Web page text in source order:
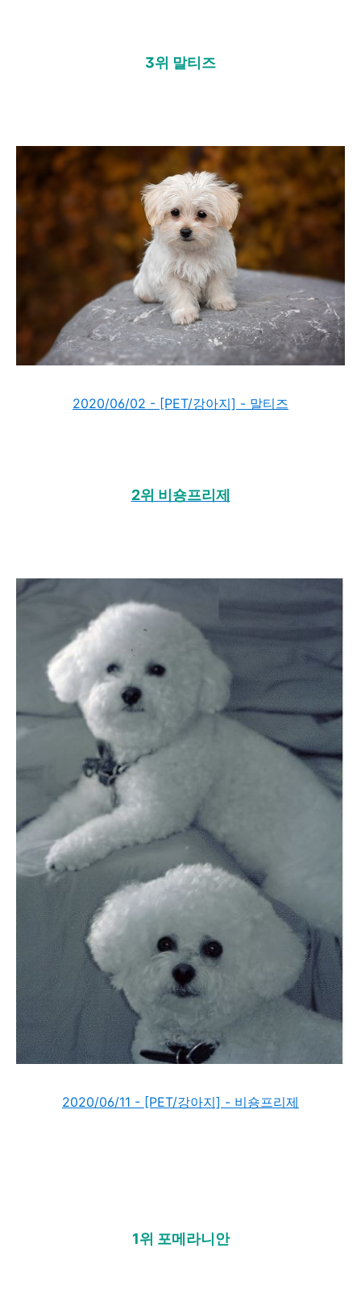
3위 말티즈
2020/06/02 - [PET/강아지] - 말티즈
2위 비숑프리제
2020/06/11 - [PET/강아지] - 비숑프리제
1위 포메라니안